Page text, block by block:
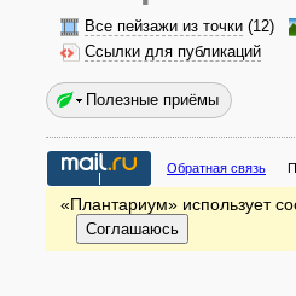
Все пейзажи из точки (12)
Ссылки для публикаций
Полезные приёмы
Обратная связь
«Плантариум» использует
Соглашаюсь